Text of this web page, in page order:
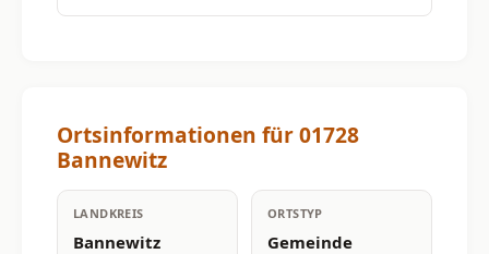
Ortsinformationen für 01728
Bannewitz
LANDKREIS
Bannewitz
ORTSTYP
Gemeinde